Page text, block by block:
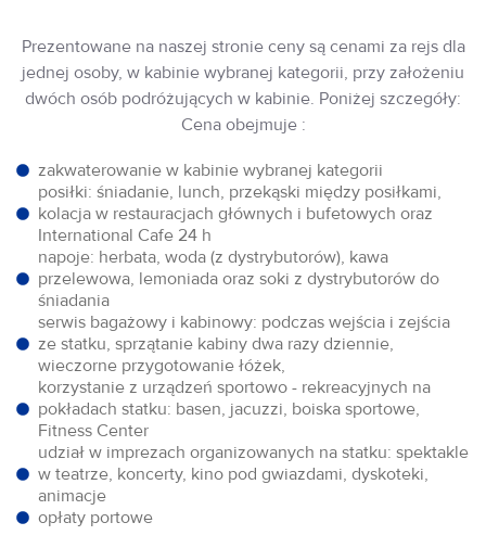
Prezentowane na naszej stronie ceny są cenami za rejs dla
jednej osoby, w kabinie wybranej kategorii, przy założeniu
dwóch osób podróżujących w kabinie. Poniżej szczegóły:
Cena obejmuje :
zakwaterowanie w kabinie wybranej kategorii
posiłki: śniadanie, lunch, przekąski między posiłkami,
kolacja w restauracjach głównych i bufetowych oraz
International Cafe 24 h
napoje: herbata, woda (z dystrybutorów), kawa
przelewowa, lemoniada oraz soki z dystrybutorów do
śniadania
serwis bagażowy i kabinowy: podczas wejścia i zejścia
ze statku, sprzątanie kabiny dwa razy dziennie,
wieczorne przygotowanie łóżek,
korzystanie z urządzeń sportowo - rekreacyjnych na
pokładach statku: basen, jacuzzi, boiska sportowe,
Fitness Center
udział w imprezach organizowanych na statku: spektakle
w teatrze, koncerty, kino pod gwiazdami, dyskoteki,
animacje
opłaty portowe